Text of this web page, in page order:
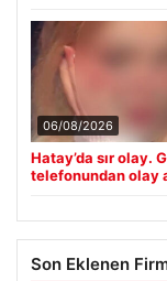
06/08/2026
Hatay’da sır olay.
telefonundan olay
Son Eklenen